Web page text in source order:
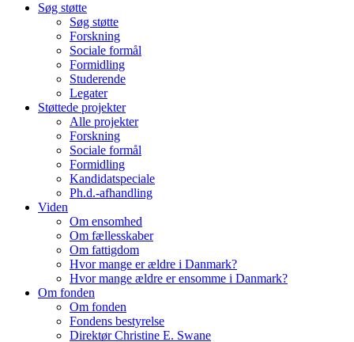
Søg støtte
Søg støtte
Forskning
Sociale formål
Formidling
Studerende
Legater
Støttede projekter
Alle projekter
Forskning
Sociale formål
Formidling
Kandidatspeciale
Ph.d.-afhandling
Viden
Om ensomhed
Om fællesskaber
Om fattigdom
Hvor mange er ældre i Danmark?
Hvor mange ældre er ensomme i Danmark?
Om fonden
Om fonden
Fondens bestyrelse
Direktør Christine E. Swane